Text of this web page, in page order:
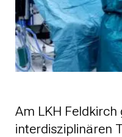
Am LKH Feldkirch
interdisziplinären